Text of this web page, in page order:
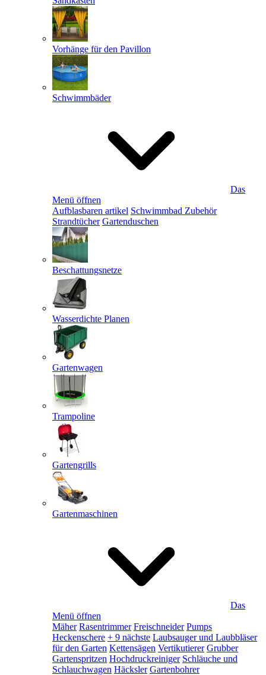
Vorhänge für den Pavillon
Schwimmbäder
Das
Menü öffnen
Aufblasbaren artikel Schwimmbad Zubehör
Strandtücher Gartenduschen
Beschattungsnetze
Wasserdichte Planen
Gartenwagen
Trampoline
Gartengrills
Gartenmaschinen
Das
Menü öffnen
Mäher Rasentrimmer Freischneider Pumps
Heckenschere + 9 nächste Laubsauger und Laubbläser
für den Garten Kettensägen Vertikutierer Grubber
Gartenspritzen Hochdruckreiniger Schläuche und
Schlauchwagen Häcksler Gartenbohrer